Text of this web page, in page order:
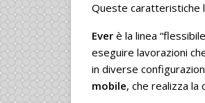
Queste caratteristiche
Ever è la linea
eseguire lavorazioni
in diverse
mobile, che realizza la